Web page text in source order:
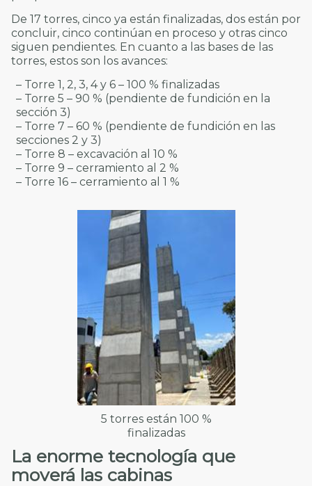
De 17 torres, cinco ya están finalizadas, dos están por
concluir, cinco continúan en proceso y otras cinco
siguen pendientes. En cuanto a las bases de las
torres, estos son los avances:
– Torre 1, 2, 3, 4 y 6 – 100 % finalizadas
– Torre 5 – 90 % (pendiente de fundición en la
sección 3)
– Torre 7 – 60 % (pendiente de fundición en las
secciones 2 y 3)
– Torre 8 – excavación al 10 %
– Torre 9 – cerramiento al 2 %
– Torre 16 – cerramiento al 1 %
5 torres están 100 %
finalizadas
La enorme tecnología que
moverá las cabinas